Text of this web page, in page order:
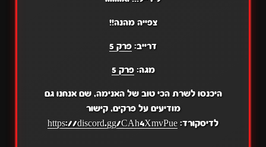
צפייה מהנה!!
דרייב:פרק 5
מגה:פרק 5
היכנסו לשרת הכי טוב של האנימה, שם אנחנו גם
מודיעים על פרקים, קישור
לדיסקורד: https://discord.gg/CAh4XmvPue